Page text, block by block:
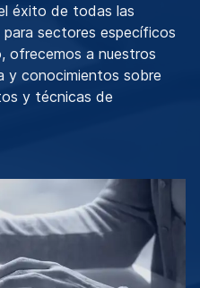
éxito de todas las
sectores específicos
ofrecemos a nuestros
y conocimientos sobre
y técnicas de